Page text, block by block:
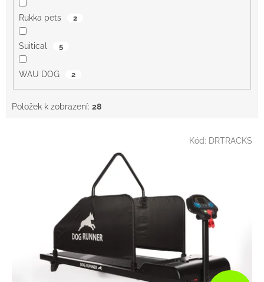
Rukka pets 2
Suitical 5
WAU DOG 2
Položek k zobrazení: 28
Kód: DRTRACKS